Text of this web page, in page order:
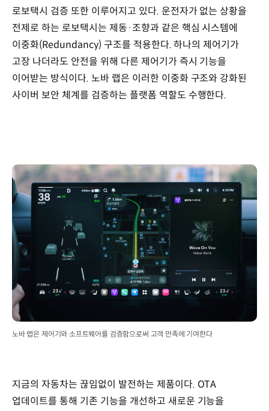
로보택시 검증 또한 이루어지고 있다. 운전자가 없는 상황을
전제로 하는 로보택시는 제동·조향과 같은 핵심 시스템에
이중화(Redundancy) 구조를 적용한다. 하나의 제어기가
고장 나더라도 안전을 위해 다른 제어기가 즉시 기능을
이어받는 방식이다. 노바 랩은 이러한 이중화 구조와 강화된
사이버 보안 체계를 검증하는 플랫폼 역할도 수행한다.
노바 랩은 제어기와 소프트웨어를 검증함으로써 고객 만족에 기여한다
지금의 자동차는 끊임없이 발전하는 제품이다. OTA
업데이트를 통해 기존 기능을 개선하고 새로운 기능을